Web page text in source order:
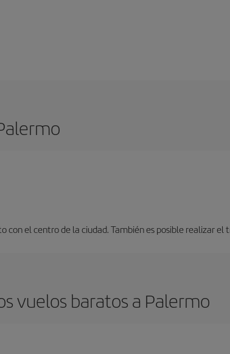
con el centro de la ciudad. También es posible realizar el
vuelos baratos a Palermo